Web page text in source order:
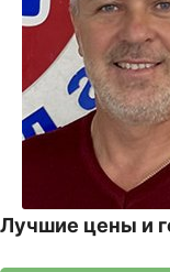
Лучшие цены и